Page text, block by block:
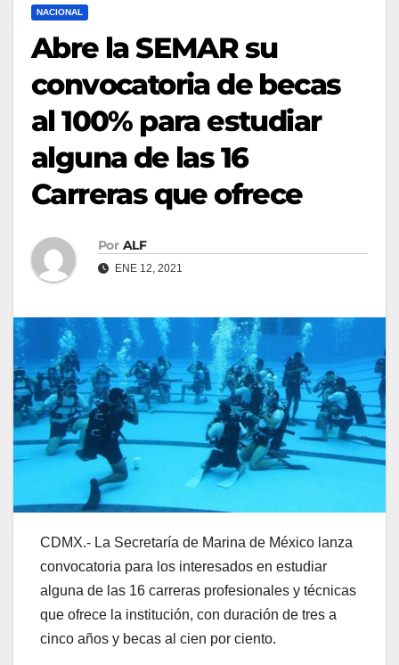
NACIONAL
Abre la SEMAR su
convocatoria de becas
al 100% para estudiar
alguna de las 16
Carreras que ofrece
Por ALF
ENE 12, 2021
CDMX.- La Secretaría de Marina de México lanza
convocatoria para los interesados en estudiar
alguna de las 16 carreras profesionales y técnicas
que ofrece la institución, con duración de tres a
cinco años y becas al cien por ciento.